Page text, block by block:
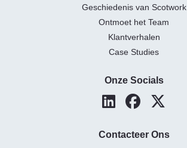
Geschiedenis van Scotwork
Ontmoet het Team
Klantverhalen
Case Studies
Onze Socials
Contacteer Ons